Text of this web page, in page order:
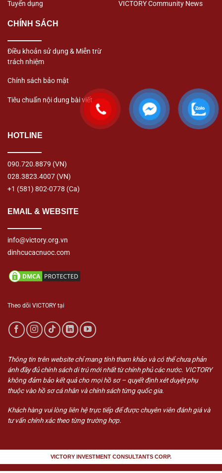
Tuyển dụng
CHÍNH SÁCH
Điều khoản sử dụng & Miễn trừ
trách nhiệm
Chính sách bảo mật
Tiêu chuẩn nội dung bài viết
VICTORY Community News
HOTLINE
090.720.8879 (VN)
028.3823.4007 (VN)
+1 (581) 802-0778 (Ca)
EMAIL & WEBSITE
info@victory.org.vn
dinhcucacnuoc.com
Theo dõi VICTORY tại
Thông tin trên website chỉ mang tính tham khảo và có thể chưa phản
ánh đầy đủ chính sách di trú mới nhất từ chính phủ các nước. VICTORY
không đảm bảo kết quả cho mọi hồ sơ – quyết định xét duyệt phụ
thuộc vào hồ sơ cá nhân và chính sách từng quốc gia.
Khách hàng vui lòng liên hệ trực tiếp để được chuyên viên đánh giá và
tư vấn chính xác theo từng trường hợp.
VICTORY INVESTMENT CONSULTANTS CORP.